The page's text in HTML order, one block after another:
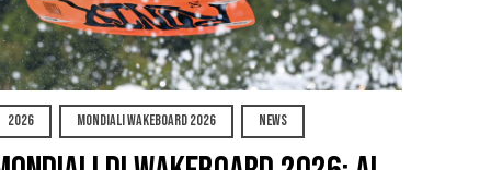
2026 MONDIALI WAKEBOARD 2026 NEWS